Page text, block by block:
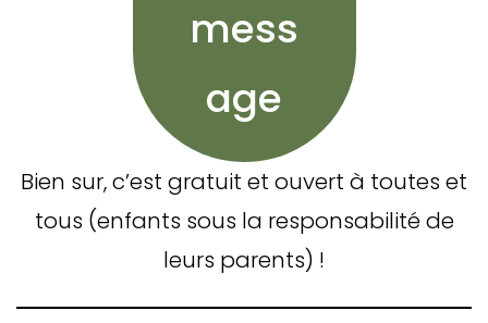
mess
age
Bien sur, c’est gratuit et ouvert à toutes et
tous (enfants sous la responsabilité de
leurs parents) !